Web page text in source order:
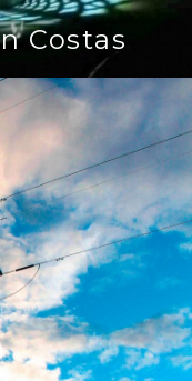
Costas